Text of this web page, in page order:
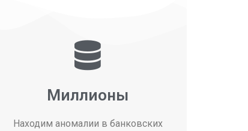
Миллионы
Находим аномалии в банковских